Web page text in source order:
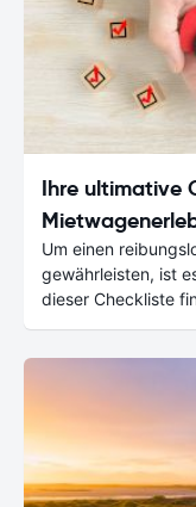
Ihre ultimative
Um einen
gewährleisten, ist
dieser Checkliste